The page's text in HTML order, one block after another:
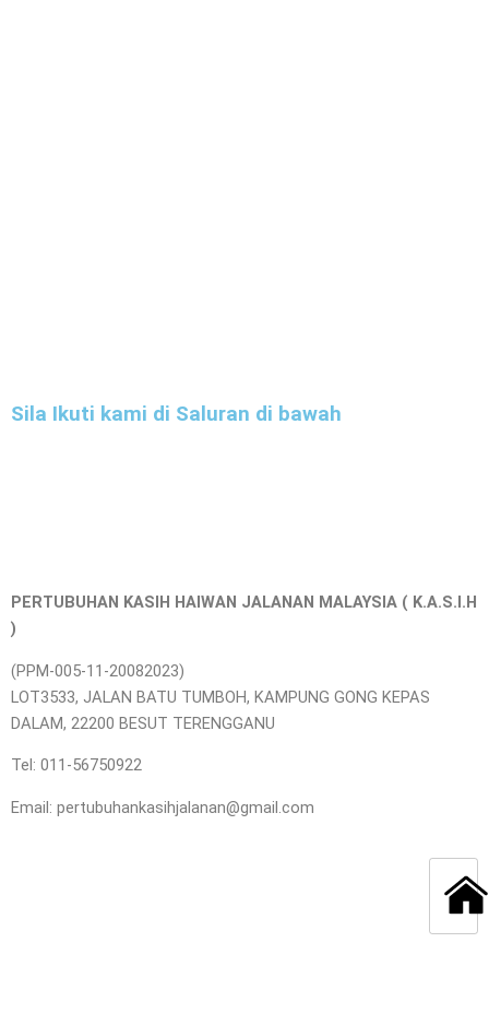
Sila Ikuti kami di Saluran di bawah
PERTUBUHAN KASIH HAIWAN JALANAN MALAYSIA ( K.A.S.I.H
)
(PPM-005-11-20082023)
LOT3533, JALAN BATU TUMBOH, KAMPUNG GONG KEPAS
DALAM, 22200 BESUT TERENGGANU
Tel: 011-56750922
Email: pertubuhankasihjalanan@gmail.com